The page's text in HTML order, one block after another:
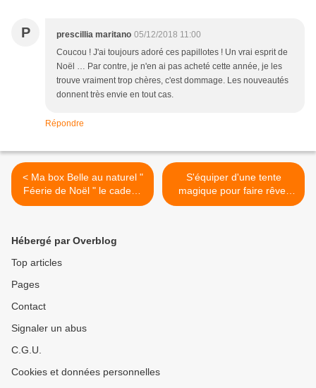
P prescillia maritano 05/12/2018 11:00
Coucou ! J'ai toujours adoré ces papillotes ! Un vrai esprit de
Noël … Par contre, je n'en ai pas acheté cette année, je les
trouve vraiment trop chères, c'est dommage. Les nouveautés
donnent très envie en tout cas.
Répondre
< Ma box Belle au naturel "
Féerie de Noël " le cadeau
idéal sous le sapin !
S'équiper d'une tente
magique pour faire rêver
nos enfants >
Hébergé par Overblog
Top articles
Pages
Contact
Signaler un abus
C.G.U.
Cookies et données personnelles